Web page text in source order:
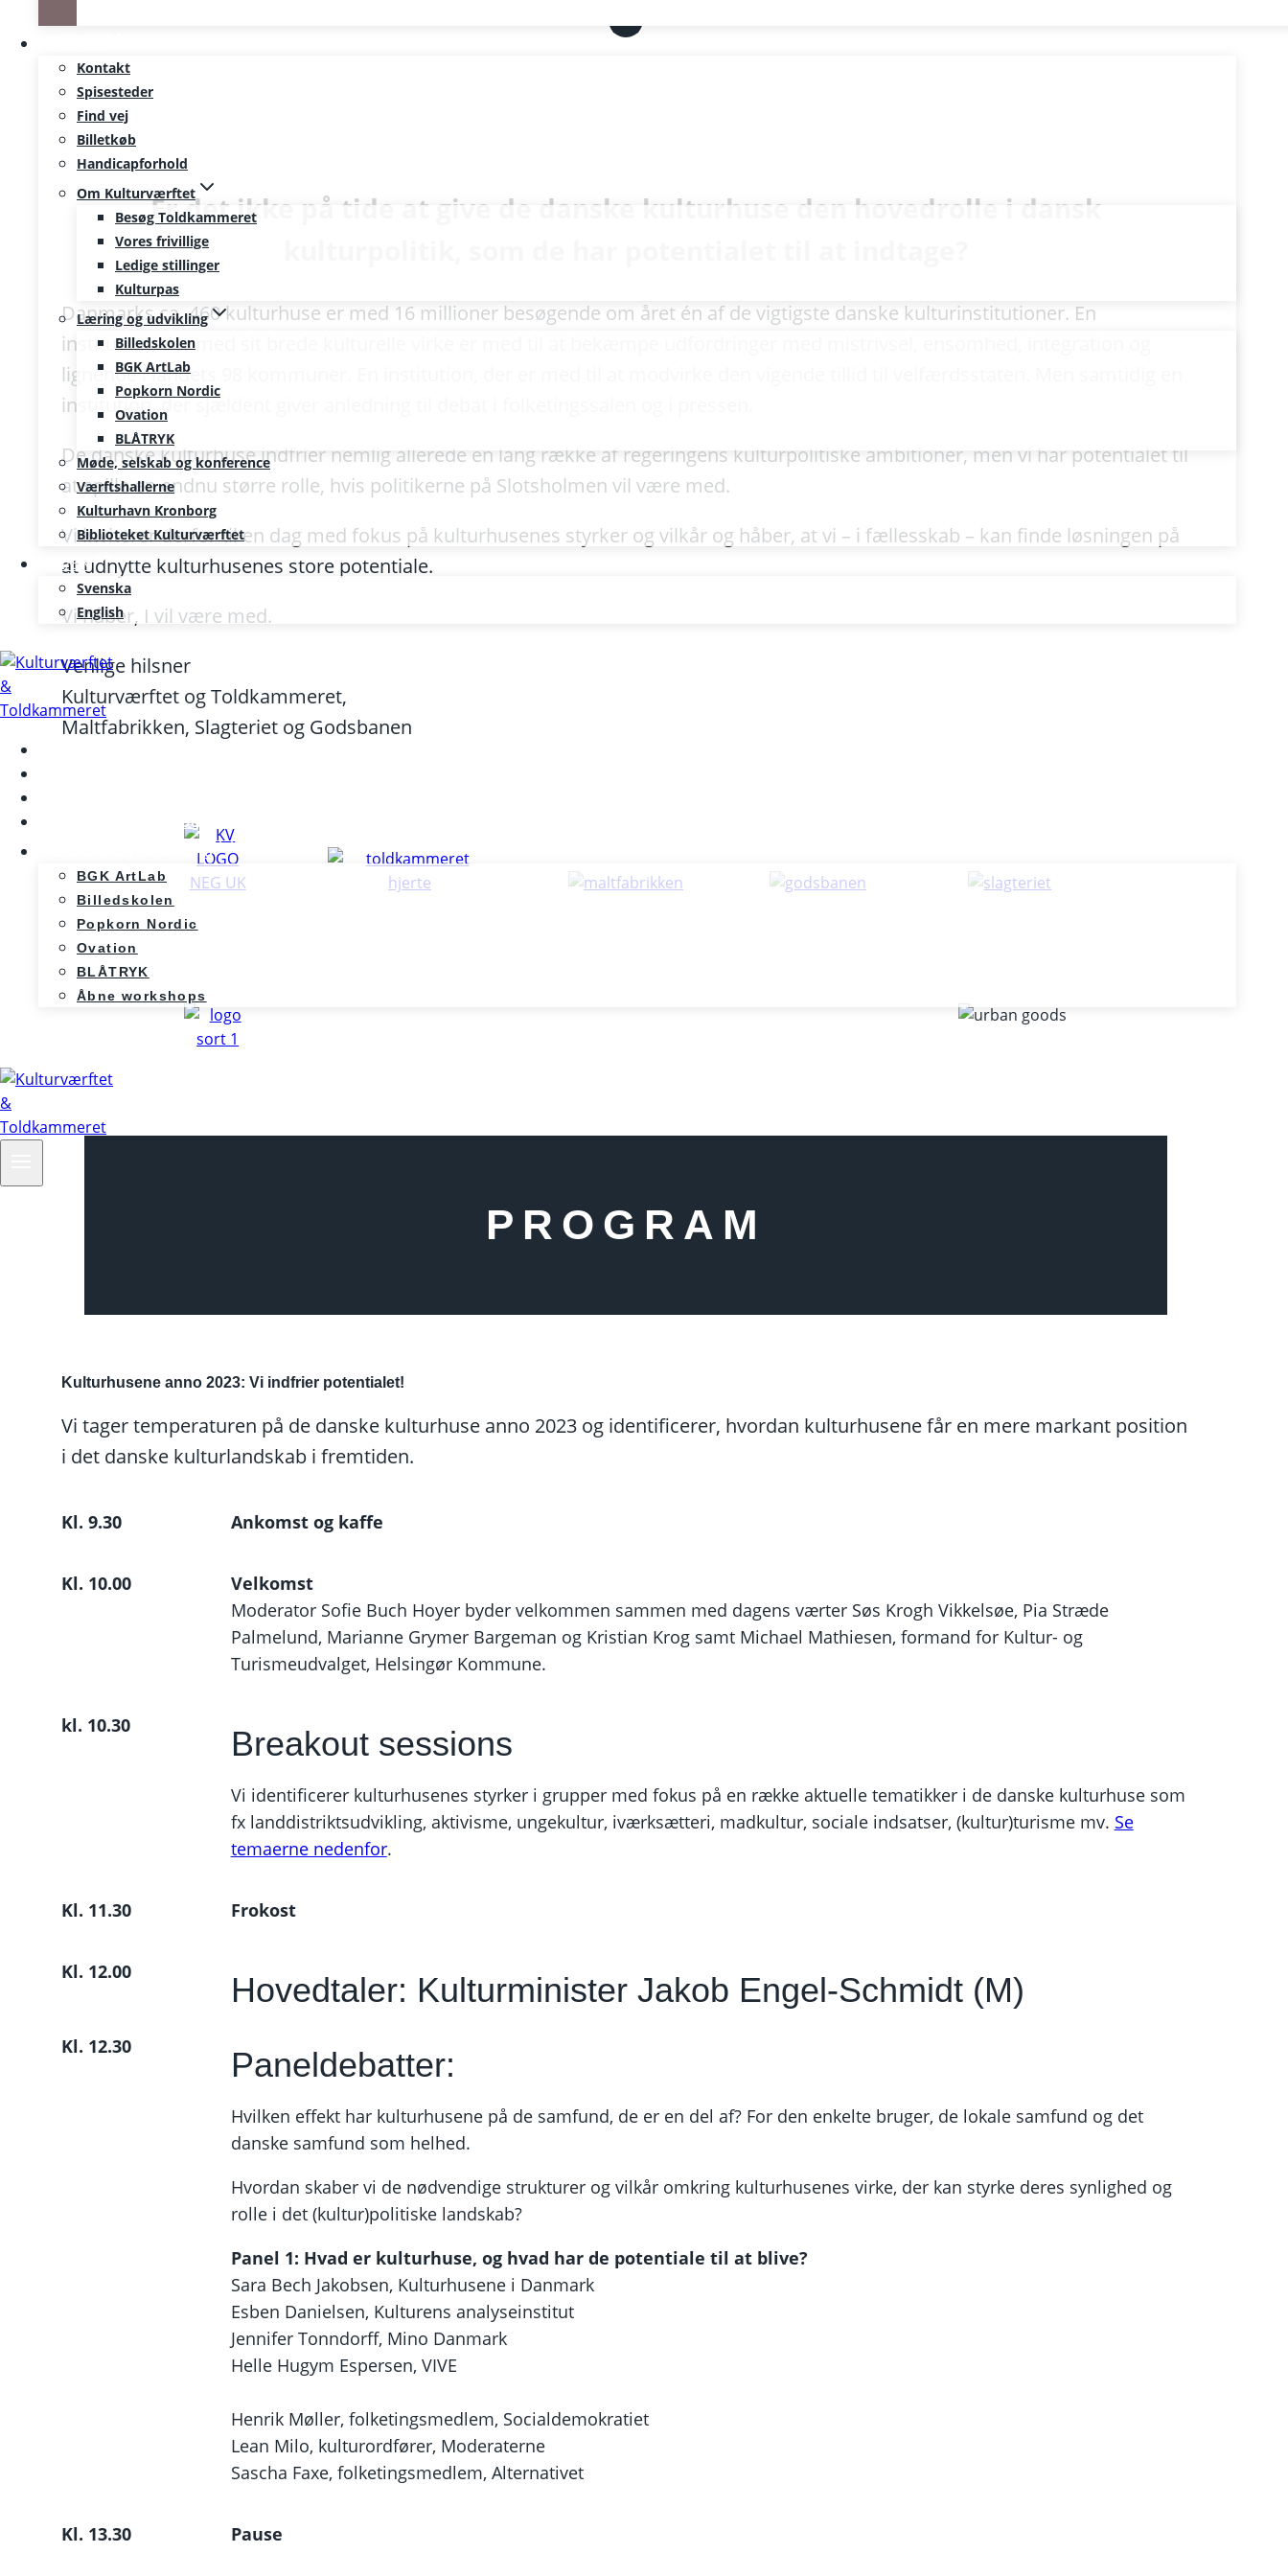
Kontakt
Spisesteder
Find vej
Billetkøb
Handicapforhold
Om Kulturværftet
Besøg Toldkammeret
Vores frivillige
Ledige stillinger
Kulturpas
Læring og udvikling
Billedskolen
BGK ArtLab
Popkorn Nordic
Ovation
BLÅTRYK
Møde, selskab og konference
Værftshallerne
Kulturhavn Kronborg
Biblioteket Kulturværftet
SE/EN
Svenska
English
Kunst og teknologi
Læring og udvikling
BGK ArtLab
Billedskolen
Popkorn Nordic
Ovation
BLÅTRYK
Åbne workshops
LinkedIn
Er det ikke på tide at give de danske kulturhuse den hovedrolle i dansk
Danmarks ca. 460 kulturhuse er med 16 millioner besøgende om året én af de vigtigste danske kulturinstitutioner. En
institution, der med sit brede kulturelle virke er med til at bekæmpe udfordringer med mistrivsel, ensomhed, integration og
lignende i landets 98 kommuner. En institution, der er med til at modvirke den vigende tillid til velfærdsstaten. Men samtidig en
institution, der sjældent giver anledning til debat i folketingssalen og i pressen.
De danske kulturhuse indfrier nemlig allerede en lang række af regeringens kulturpolitiske ambitioner, men vi har potentialet til
at spille en endnu større rolle, hvis politikerne på Slotsholmen vil være med.
Vi inviterer derfor til en dag med fokus på kulturhusenes styrker og vilkår og håber, at vi – i fællesskab – kan finde løsningen på
at udnytte kulturhusenes store potentiale.
Vi håber, I vil være med.
Venlige hilsner
Kulturværftet og Toldkammeret,
Maltfabrikken, Slagteriet og Godsbanen
PROGRAM
Kulturhusene anno 2023: Vi indfrier potentialet!
Vi tager temperaturen på de danske kulturhuse anno 2023 og identificerer, hvordan kulturhusene får en mere markant position
i det danske kulturlandskab i fremtiden.
Kl. 9.30 Ankomst og kaffe
Kl. 10.00
Velkomst
Moderator Sofie Buch Hoyer byder velkommen sammen med dagens værter Søs Krogh Vikkelsøe, Pia Stræde
Palmelund, Marianne Grymer Bargeman og Kristian Krog samt Michael Mathiesen, formand for Kultur- og
Turismeudvalget, Helsingør Kommune.
kl. 10.30 Breakout sessions
Vi identificerer kulturhusenes styrker i grupper med fokus på en række aktuelle tematikker i de danske kulturhuse som
fx landdistriktsudvikling, aktivisme, ungekultur, iværksætteri, madkultur, sociale indsatser, (kultur)turisme mv. Se
temaerne nedenfor.
Kl. 11.30 Frokost
Kl. 12.00 Hovedtaler: Kulturminister Jakob Engel-Schmidt (M)
Kl. 12.30 Paneldebatter:
Hvilken effekt har kulturhusene på de samfund, de er en del af? For den enkelte bruger, de lokale samfund og det
danske samfund som helhed.
Hvordan skaber vi de nødvendige strukturer og vilkår omkring kulturhusenes virke, der kan styrke deres synlighed og
rolle i det (kultur)politiske landskab?
Panel 1: Hvad er kulturhuse, og hvad har de potentiale til at blive?
Sara Bech Jakobsen, Kulturhusene i Danmark
Esben Danielsen, Kulturens analyseinstitut
Jennifer Tonndorff, Mino Danmark
Helle Hugym Espersen, VIVE
Henrik Møller, folketingsmedlem, Socialdemokratiet
Lean Milo, kulturordfører, Moderaterne
Sascha Faxe, folketingsmedlem, Alternativet
Kl. 13.30 Pause